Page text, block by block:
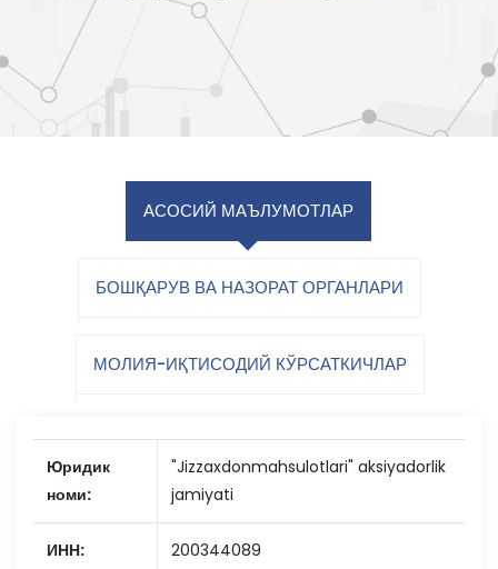
АСОСИЙ МАЪЛУМОТЛАР
БОШҚАРУВ ВА НАЗОРАТ ОРГАНЛАРИ
МОЛИЯ-ИҚТИСОДИЙ КЎРСАТКИЧЛАР
Юридик
номи:
"Jizzaxdonmahsulotlari" aksiyadorlik
jamiyati
ИНН: 200344089